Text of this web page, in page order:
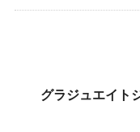
グラジュエイト